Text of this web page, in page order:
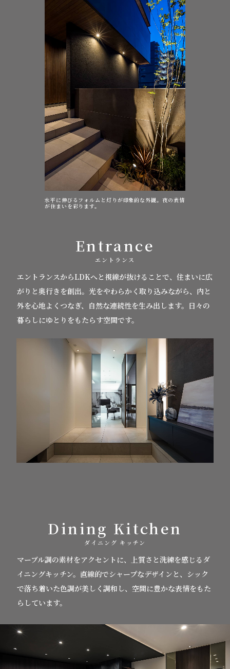
水平に伸びるフォルムと灯りが印象的な外観。夜の表情
が住まいを彩ります。
Entrance
エントランス
エントランスからLDKへと視線が抜けることで、住まいに広
がりと奥行きを創出。 光をやわらかく取り込みながら、内と
外を心地よくつなぎ、自然な連続性を生み出します。日々の
暮らしにゆとりをもたらす空間です。
Dining Kitchen
ダイニング キッチン
マーブル調の素材をアクセントに、上質さと洗練を感じるダ
イニングキッチン。 直線的でシャープなデザインと、シック
で落ち着いた色調が美しく調和し、空間に豊かな表情をもた
らしています。